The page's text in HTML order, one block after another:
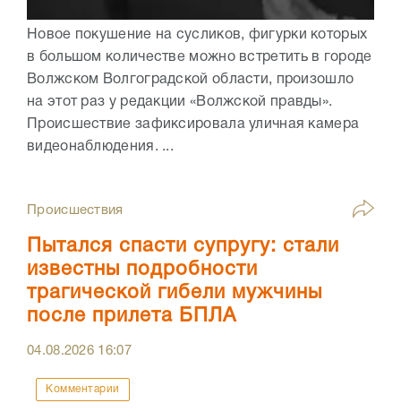
Новое покушение на сусликов, фигурки которых
в большом количестве можно встретить в городе
Волжском Волгоградской области, произошло
на этот раз у редакции «Волжской правды».
Происшествие зафиксировала уличная камера
видеонаблюдения. ...
Происшествия
Пытался спасти супругу: стали
известны подробности
трагической гибели мужчины
после прилета БПЛА
04.08.2026 16:07
Комментарии